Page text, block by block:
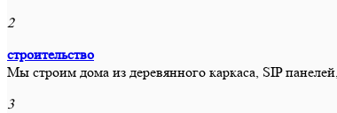
2
строительство
Мы строим дома из деревянного каркаса, SIP
3